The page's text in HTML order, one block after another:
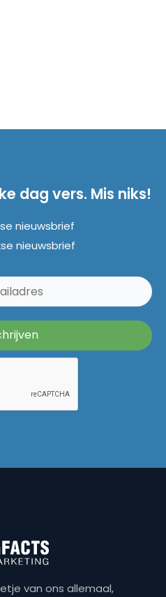
dag vers. Mis niks!
nieuwsbrief
nieuwsbrief
van ons allemaal,